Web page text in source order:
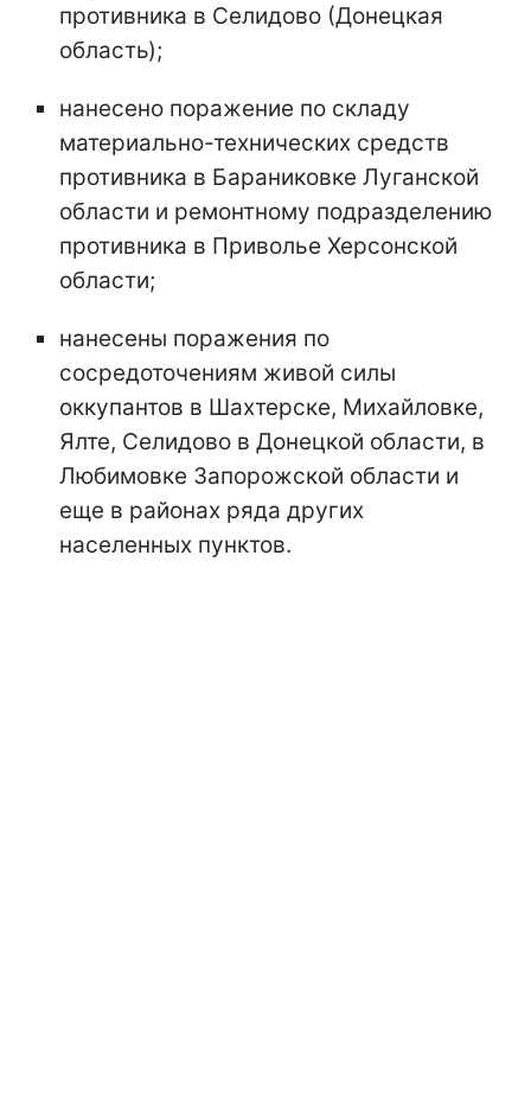
противника в Селидово (Донецкая
область);
нанесено поражение по складу
материально-технических средств
противника в Бараниковке Луганской
области и ремонтному подразделению
противника в Приволье Херсонской
области;
нанесены поражения по
сосредоточениям живой силы
оккупантов в Шахтерске, Михайловке,
Ялте, Селидово в Донецкой области, в
Любимовке Запорожской области и
еще в районах ряда других
населенных пунктов.